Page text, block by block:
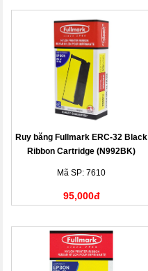
Ruy băng Fullmark ERC-32 Black
Ribbon Cartridge (N992BK)
Mã SP: 7610
95,000đ